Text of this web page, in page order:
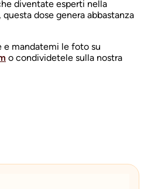
diventate esperti nella
dose genera abbastanza
e mandatemi le foto su
o condividetele sulla nostra